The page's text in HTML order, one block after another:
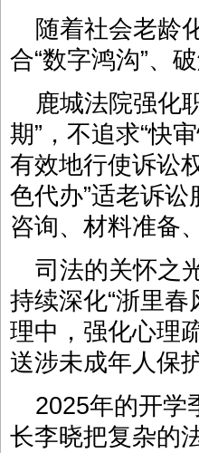
随着社会老龄
合“数字鸿沟”、
鹿城法院强化
期”，不追求“快
有效地行使诉讼
色代办”适老诉
咨询、材料准
司法的关怀之
持续深化“浙里
理中，强化心理
送涉未成年人保
2025年的开学
长李晓把复杂的